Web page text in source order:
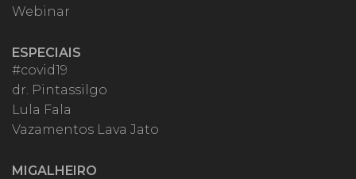
Webinar
ESPECIAIS
#covid19
dr. Pintassilgo
Lula Fala
Vazamentos Lava Jato
MIGALHEIRO